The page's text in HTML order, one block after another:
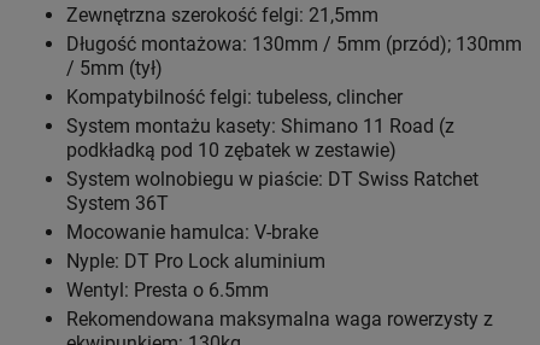
Zewnętrzna szerokość felgi: 21,5mm
Długość montażowa: 130mm / 5mm (przód); 130mm
/ 5mm (tył)
Kompatybilność felgi: tubeless, clincher
System montażu kasety: Shimano 11 Road (z
podkładką pod 10 zębatek w zestawie)
System wolnobiegu w piaście: DT Swiss Ratchet
System 36T
Mocowanie hamulca: V-brake
Nyple: DT Pro Lock aluminium
Wentyl: Presta o 6.5mm
Rekomendowana maksymalna waga rowerzysty z